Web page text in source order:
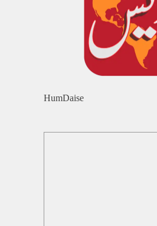
HumDaise